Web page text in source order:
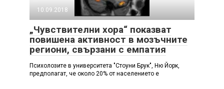
10.09.2018
„Чувствителни хора“ показват
повишена активност в мозъчните
региони, свързани с емпатия
Психолозите в университета "Стоуни Брук", Ню Йорк,
предполагат, че около 20% от населението е